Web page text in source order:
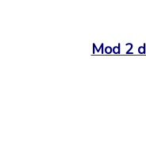
Mod 2